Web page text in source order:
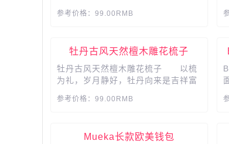
也不用怕，厚土薄涂都好看，谁用谁
于番茄红，现在涂非常适合。...
参考价格：99.00RMB
牡丹古风天然檀木雕花梳子
牡丹古风天然檀木雕花梳子 以梳
为礼，岁月静好，牡丹向来是吉祥富
然绿檀木材质，手工雕刻细腻精巧，
参考价格：99.00RMB
Mueka长款欧美钱包